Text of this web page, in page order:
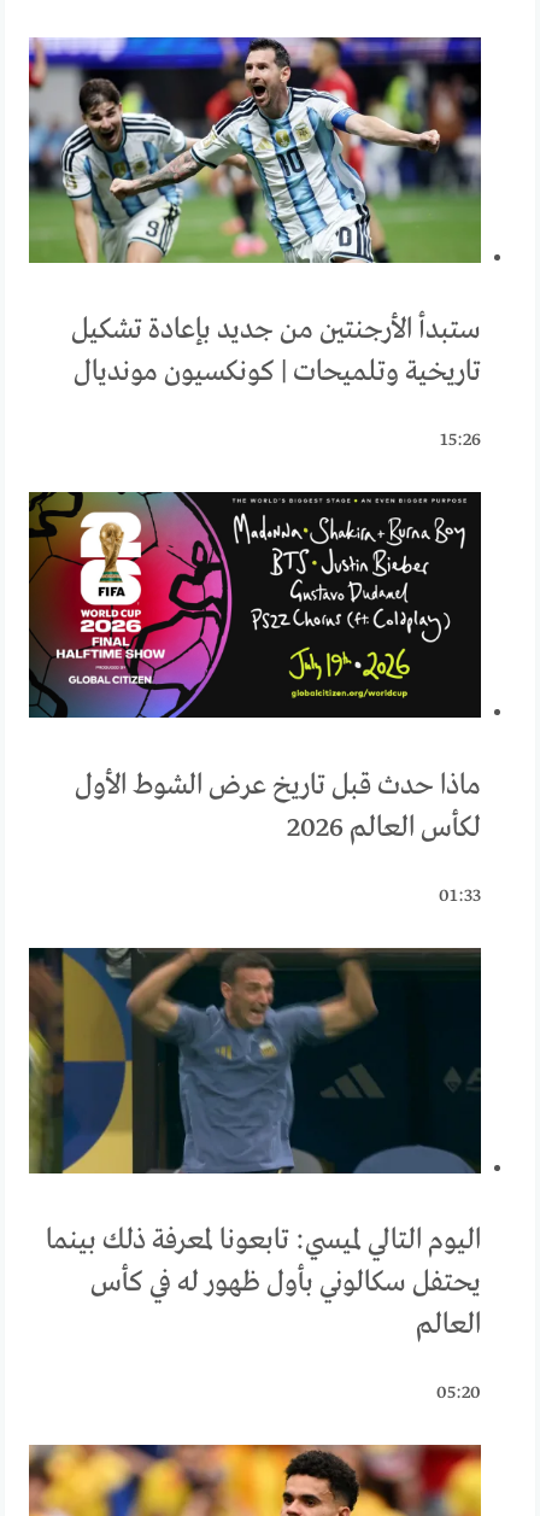
ستبدأ الأرجنتين من جديد بإعادة تشكيل
تاريخية وتلميحات | كونكسيون مونديال
15:26
ماذا حدث قبل تاريخ عرض الشوط الأول
لكأس العالم 2026
01:33
اليوم التالي لميسي: تابعونا لمعرفة ذلك بينما
يحتفل سكالوني بأول ظهور له في كأس
العالم
05:20